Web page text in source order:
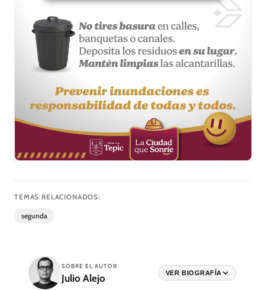
TEMAS RELACIONADOS:
segunda
SOBRE EL AUTOR
Julio Alejo VER BIOGRAFÍA